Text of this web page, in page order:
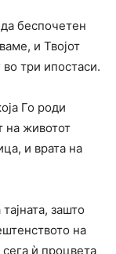
беспочетен
и Твојот
три ипостаси.
Го роди
на животот
и врата на
зашто
на
ѝ процвета